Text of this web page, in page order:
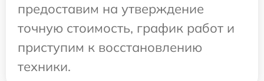
предоставим на утверждение
точную стоимость, график работ и
приступим к восстановлению
техники.